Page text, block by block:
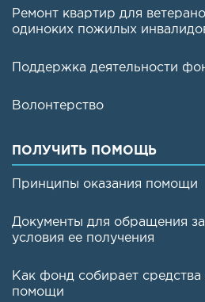
Ремонт квартир для
одиноких пожилых
Поддержка деятельности
Волонтерство
ПОЛУЧИТЬ ПОМОЩЬ
Принципы оказания помощи
Документы для обращения
условия ее получения
Как фонд собирает средства
помощи